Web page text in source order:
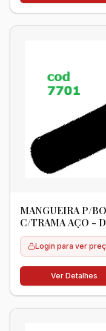
MANGUEIRA P/
C/TRAMA AÇO -
Login para ver
Ver Detalhes